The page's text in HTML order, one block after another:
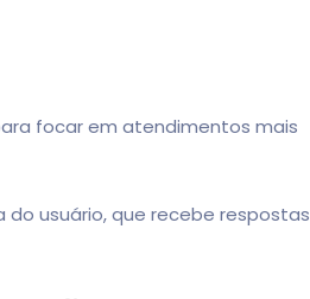
focar em atendimentos mais
usuário, que recebe respostas